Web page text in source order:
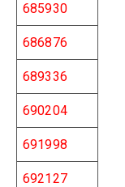
685930
686876
689336
690204
691998
692127